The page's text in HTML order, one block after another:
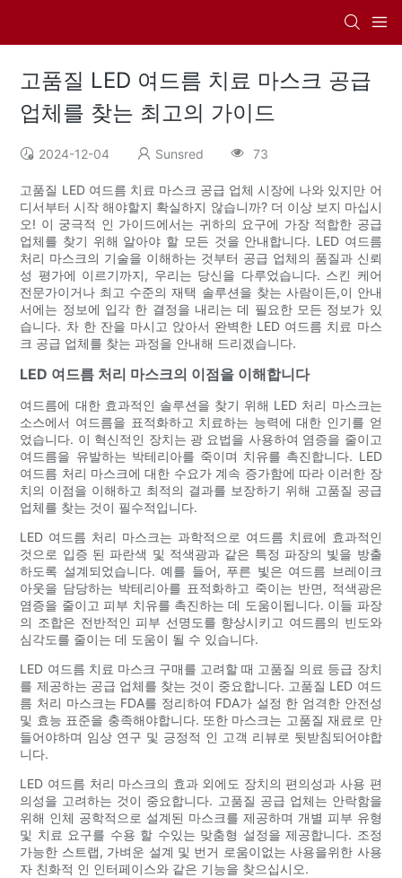
고품질 LED 여드름 치료 마스크 공급
업체를 찾는 최고의 가이드
2024-12-04 Sunsred 73
고품질 LED 여드름 치료 마스크 공급 업체 시장에 나와 있지만 어
디서부터 시작 해야할지 확실하지 않습니까? 더 이상 보지 마십시
오! 이 궁극적 인 가이드에서는 귀하의 요구에 가장 적합한 공급
업체를 찾기 위해 알아야 할 모든 것을 안내합니다. LED 여드름
처리 마스크의 기술을 이해하는 것부터 공급 업체의 품질과 신뢰
성 평가에 이르기까지, 우리는 당신을 다루었습니다. 스킨 케어
전문가이거나 최고 수준의 재택 솔루션을 찾는 사람이든,이 안내
서에는 정보에 입각 한 결정을 내리는 데 필요한 모든 정보가 있
습니다. 차 한 잔을 마시고 앉아서 완벽한 LED 여드름 치료 마스
크 공급 업체를 찾는 과정을 안내해 드리겠습니다.
LED 여드름 처리 마스크의 이점을 이해합니다
여드름에 대한 효과적인 솔루션을 찾기 위해 LED 처리 마스크는
소스에서 여드름을 표적화하고 치료하는 능력에 대한 인기를 얻
었습니다. 이 혁신적인 장치는 광 요법을 사용하여 염증을 줄이고
여드름을 유발하는 박테리아를 죽이며 치유를 촉진합니다. LED
여드름 처리 마스크에 대한 수요가 계속 증가함에 따라 이러한 장
치의 이점을 이해하고 최적의 결과를 보장하기 위해 고품질 공급
업체를 찾는 것이 필수적입니다.
LED 여드름 처리 마스크는 과학적으로 여드름 치료에 효과적인
것으로 입증 된 파란색 및 적색광과 같은 특정 파장의 빛을 방출
하도록 설계되었습니다. 예를 들어, 푸른 빛은 여드름 브레이크
아웃을 담당하는 박테리아를 표적화하고 죽이는 반면, 적색광은
염증을 줄이고 피부 치유를 촉진하는 데 도움이됩니다. 이들 파장
의 조합은 전반적인 피부 선명도를 향상시키고 여드름의 빈도와
심각도를 줄이는 데 도움이 될 수 있습니다.
LED 여드름 치료 마스크 구매를 고려할 때 고품질 의료 등급 장치
를 제공하는 공급 업체를 찾는 것이 중요합니다. 고품질 LED 여드
름 처리 마스크는 FDA를 정리하여 FDA가 설정 한 엄격한 안전성
및 효능 표준을 충족해야합니다. 또한 마스크는 고품질 재료로 만
들어야하며 임상 연구 및 긍정적 인 고객 리뷰로 뒷받침되어야합
니다.
LED 여드름 처리 마스크의 효과 외에도 장치의 편의성과 사용 편
의성을 고려하는 것이 중요합니다. 고품질 공급 업체는 안락함을
위해 인체 공학적으로 설계된 마스크를 제공하며 개별 피부 유형
및 치료 요구를 수용 할 수있는 맞춤형 설정을 제공합니다. 조정
가능한 스트랩, 가벼운 설계 및 번거 로움이없는 사용을위한 사용
자 친화적 인 인터페이스와 같은 기능을 찾으십시오.